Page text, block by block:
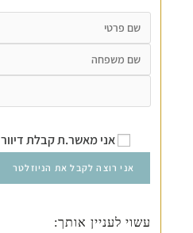
אני מאשר.ת קבלת דיוור
עשוי לעניין אותך: